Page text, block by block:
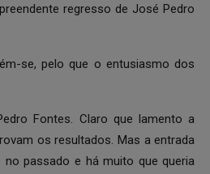
regresso de José Pedro
se, pelo que o entusiasmo dos
Fontes. Claro que lamento a
os resultados. Mas a entrada
passado e há muito que queria